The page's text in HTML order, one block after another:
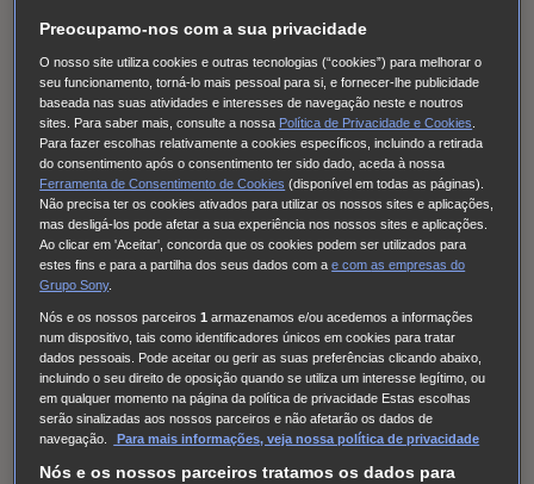
f
o
r
:
OFF THE AIR
Emissões futuras de A mexicana
AXN España
AXN Portugal/Angola
AXN Moçambique
AXN Now
AXN White
AXN Movies
There are no upcoming airings of A mexicana on
this channel.
Toda a programação
Preocupamo-nos com a sua privacidade
O nosso site utiliza cookies e outras tecnologias (“cookies”) para melhorar o
seu funcionamento, torná-lo mais pessoal para si, e fornecer-lhe publicidade
baseada nas suas atividades e interesses de navegação neste e noutros
sites. Para saber mais, consulte a nossa Política de Privacidade e Cookies
Para fazer escolhas relativamente a cookies específicos, incluindo a retirada
do consentimento após o consentimento ter sido dado, aceda à nossa
Ferramenta de Consentimento de Cookies (disponível em todas as páginas).
Não precisa ter os cookies ativados para utilizar os nossos sites e aplicações,
mas desligá-los pode afetar a sua experiência nos nossos sites e aplicações.
Ao clicar em 'Aceitar', concorda que os cookies podem ser utilizados para
estes fins e para a partilha dos seus dados com ae comas empresas do
Grupo Sony.
Nós e os nossos parceiros1 armazenamos e/ou acedemos a informações
num dispositivo, tais como identificadores únicos em cookies para tratar
dados pessoais. Pode aceitar ou gerir as suas preferências clicando abaixo,
incluindo o seu direito de oposição quando se utiliza um interesse legítimo, ou
em qualquer momento na página da política de privacidade Estas escolhas
serão sinalizadas aos nossos parceiros e não afetarão os dados de
navegação.
Para mais informações, veja nossa política de privacidade
Nós e os nossos parceiros tratamos os dados para